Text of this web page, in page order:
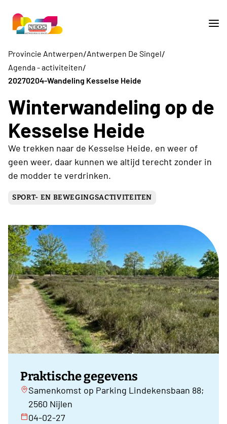
Provincie Antwerpen/Antwerpen De Singel/
Agenda - activiteiten/
20270204-Wandeling Kesselse Heide
Winterwandeling op de
Kesselse Heide
We trekken naar de Kesselse Heide, en weer of
geen weer, daar kunnen we altijd terecht zonder in
de modder te verdrinken.
SPORT- EN BEWEGINGSACTIVITEITEN
Praktische gegevens
Samenkomst op Parking Lindekensbaan 88;
2560 Nijlen
04-02-27